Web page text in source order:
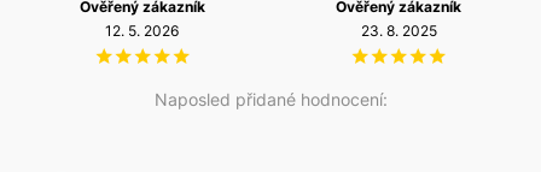
Naposled přidané hodnocení:
Ověřený zákazník
12. 5. 2026
Ověřený zákazník
23. 8. 2025